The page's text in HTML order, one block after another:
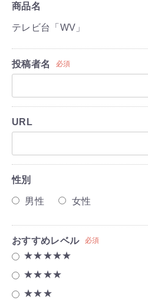
商品名
テレビ台「WV」
投稿者名 必須
URL
性別
男性 女性
おすすめレベル 必須
★★★★★
★★★★
★★★